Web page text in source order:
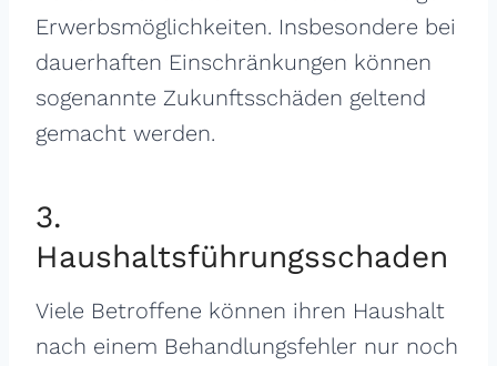
Erwerbsmöglichkeiten. Insbesondere bei
dauerhaften Einschränkungen können
sogenannte Zukunftsschäden geltend
gemacht werden.
3.
Haushaltsführungsschaden
Viele Betroffene können ihren Haushalt
nach einem Behandlungsfehler nur noch